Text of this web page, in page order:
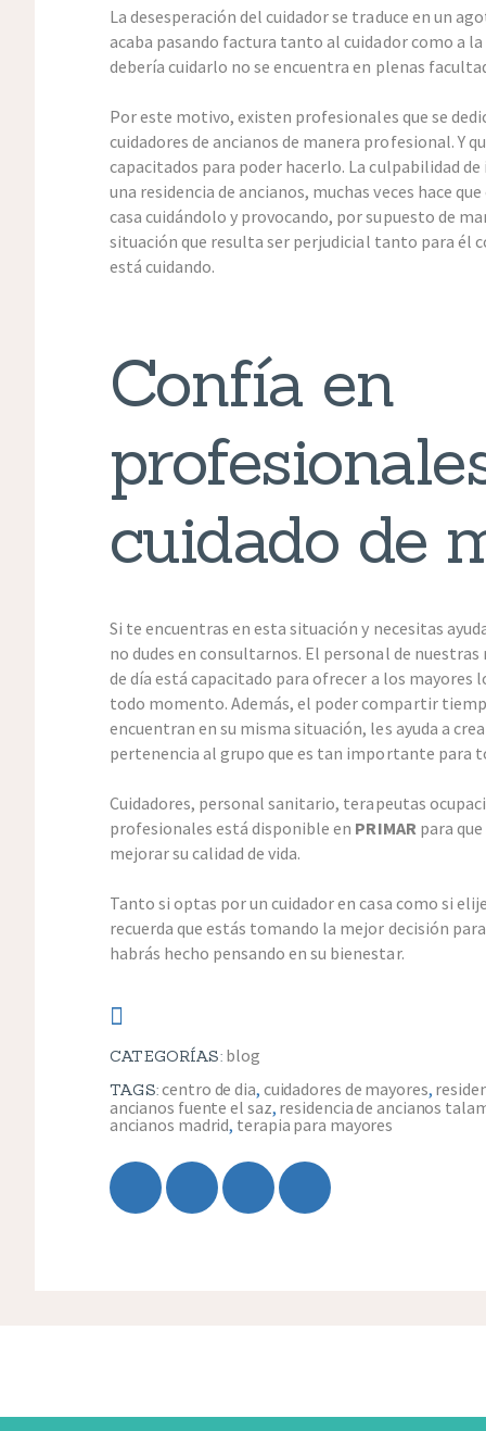
La desesperación del cuidador se traduce en un
acaba pasando factura tanto al cuidador como a la
debería cuidarlo no se encuentra en plenas
Por este motivo, existen profesionales que se
cuidadores de ancianos de manera profesional. Y
capacitados para poder hacerlo. La culpabilidad
una residencia de ancianos, muchas veces hace
casa cuidándolo y provocando, por supuesto de
situación que resulta ser perjudicial tanto para él
está cuidando.
Confía en
cuidado de
Si te encuentras en esta situación y necesitas
no dudes en consultarnos. El personal de
de día está capacitado para ofrecer a los mayores
todo momento. Además, el poder compartir
encuentran en su misma situación, les ayuda a
pertenencia al grupo que es tan importante para
Cuidadores, personal sanitario, terapeutas
profesionales está disponible en PRIMAR para
mejorar su calidad de vida.
Tanto si optas por un cuidador en casa como si
recuerda que estás tomando la mejor decisión
habrás hecho pensando en su bienestar.
CATEGORÍAS: blog
TAGS:centro de dia, cuidadores de mayores,
ancianos fuente el saz, residencia de ancianos
ancianos madrid, terapia para mayores